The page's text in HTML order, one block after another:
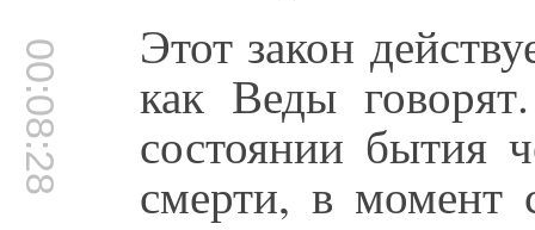
00:08:28 Этот закон
как Веды
состоянии бытия
смерти, в момент